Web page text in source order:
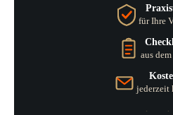
für Ihre
aus
jederzeit